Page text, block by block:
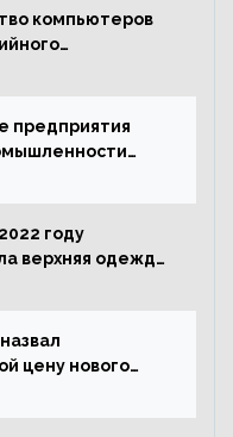
компьютеров
предприятия
году
верхняя одежда
цену нового